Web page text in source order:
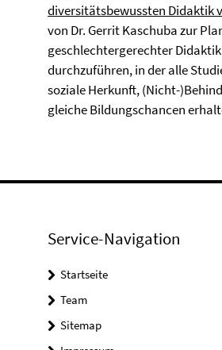
diversitätsbewussten Didaktik
von Dr. Gerrit Kaschuba zur
geschlechtergerechter
durchzuführen, in der alle
soziale Herkunft, (Nicht-
gleiche Bildungschancen
Service-Navigation
Startseite
Team
Sitemap